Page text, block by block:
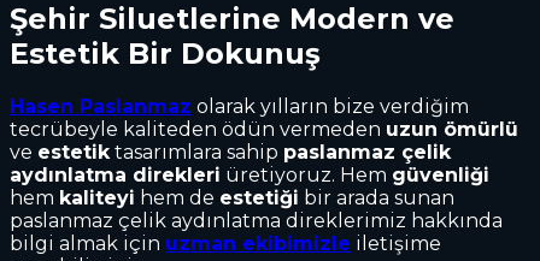
Şehir Siluetlerine Modern ve
Estetik Bir Dokunuş
Hasen Paslanmaz olarak yılların bize verdiğim
tecrübeyle kaliteden ödün vermeden uzun ömürlü
ve estetiktasarımlara sahip paslanmaz çelik
aydınlatma direkleri üretiyoruz. Hem güvenliği
hem kaliteyi hem de estetiği bir arada sunan
paslanmaz çelik aydınlatma direklerimiz hakkında
bilgi almak için uzman ekibimizle iletişime